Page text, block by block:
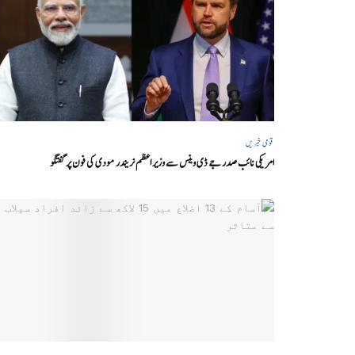
قومی خبریں
امریکی نائب صدر جے ڈی وینس سے وزیر اعظم نریندر مودی کی فون پر گفتگو